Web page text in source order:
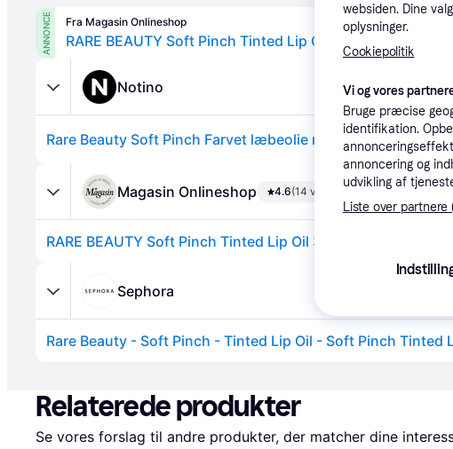
ANNONCE Fra Magasin Onlineshop
Notino
Magasin Onlineshop 4.6(14 vurderinger)
Sephora
Relaterede produkter
Se vores forslag til andre produkter, der matcher dine
websiden. Dine
oplysninger.
Cookiepolitik
Vi og vores
Bruge præcise
identifikation.
annoncering og
udvikling af
Liste over partnere